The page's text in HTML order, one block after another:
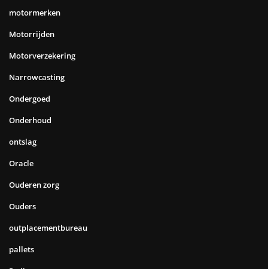
motormerken
Motorrijden
Motorverzekering
Narrowcasting
Ondergoed
Onderhoud
ontslag
Oracle
Ouderen zorg
Ouders
outplacementbureau
pallets